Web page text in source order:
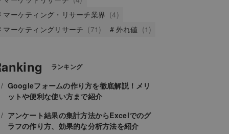
マーケティング・リサーチ業界 (4)
マーケティングリサーチ (71) 外れ値 (1)
ランキング
Googleフォームの作り方を徹底解説！メリ
ットや便利な使い方まで紹介
アンケート結果の集計方法からExcelでのグ
ラフの作り方、効果的な分析方法を紹介